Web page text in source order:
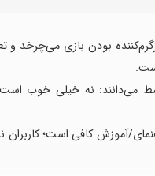
بودن بازی می‌چرخد و
می‌دانند: نه خیلی خوب
آموزش کافی است؛ کاربران